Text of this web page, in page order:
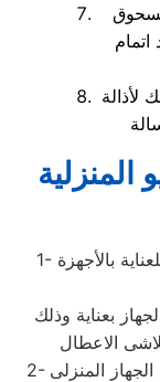
المنزلية
1- يوصى مركز صيانه دايو المنوفية المعتمد للعناية بالأجهزة
بعناية وذلك
2- كذلك ضرورة اختيار المكان المناسب لوضع الجهاز المنزلى